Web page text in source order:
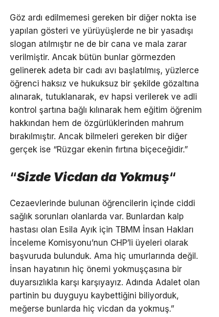
Göz ardı edilmemesi gereken bir diğer nokta ise
yapılan gösteri ve yürüyüşlerde ne bir yasadışı
slogan atılmıştır ne de bir cana ve mala zarar
verilmiştir. Ancak bütün bunlar görmezden
gelinerek adeta bir cadı avı başlatılmış, yüzlerce
öğrenci haksız ve hukuksuz bir şekilde gözaltına
alınarak, tutuklanarak, ev hapsi verilerek ve adli
kontrol şartına bağlı kılınarak hem eğitim öğrenim
hakkından hem de özgürlüklerinden mahrum
bırakılmıştır. Ancak bilmeleri gereken bir diğer
gerçek ise “Rüzgar ekenin fırtına biçeceğidir.”
“Sizde Vicdan da Yokmuş“
Cezaevlerinde bulunan öğrencilerin içinde ciddi
sağlık sorunları olanlarda var. Bunlardan kalp
hastası olan Esila Ayık için TBMM İnsan Hakları
İnceleme Komisyonu’nun CHP’li üyeleri olarak
başvuruda bulunduk. Ama hiç umurlarında değil.
İnsan hayatının hiç önemi yokmuşçasına bir
duyarsızlıkla karşı karşıyayız. Adında Adalet olan
partinin bu duyguyu kaybettiğini biliyorduk,
meğerse bunlarda hiç vicdan da yokmuş.”